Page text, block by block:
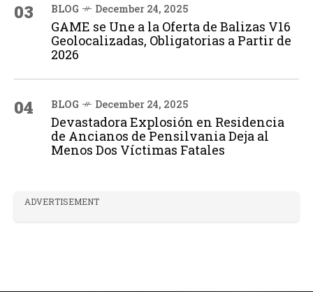
03 BLOG December 24, 2025
GAME se Une a la Oferta de Balizas V16
Geolocalizadas, Obligatorias a Partir de
2026
04 BLOG December 24, 2025
Devastadora Explosión en Residencia
de Ancianos de Pensilvania Deja al
Menos Dos Víctimas Fatales
ADVERTISEMENT